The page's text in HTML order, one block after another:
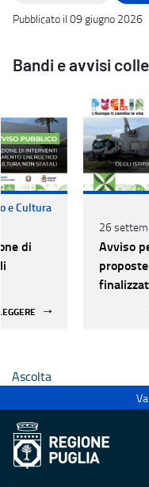
Pubblicato il 09 giugno 2026
Bandi e avvisi
e Cultura
di
26
Avviso
Ascolta